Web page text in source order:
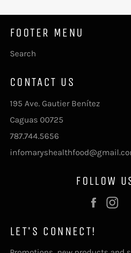
FOOTER MENU
Search
CONTACT US
195 Ave. Gautier Benítez
Caguas 00725
787.744.5656
FOLLOW
LET'S CONNECT!